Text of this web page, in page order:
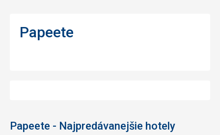
Papeete
Papeete - Najpredávanejšie hotely